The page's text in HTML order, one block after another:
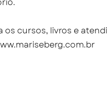
os cursos, livros e